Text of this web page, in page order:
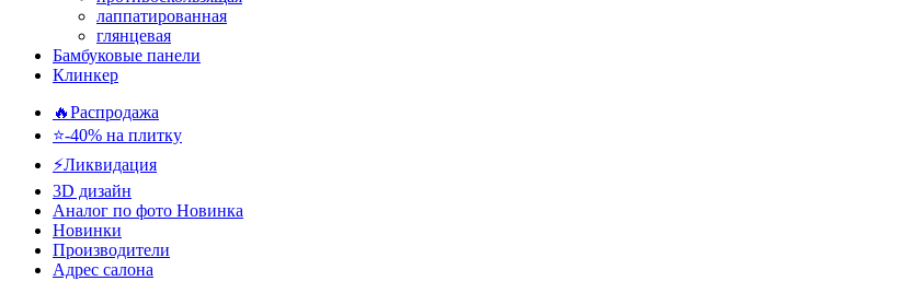
лаппатированная
глянцевая
Бамбуковые панели
Клинкер
🔥Распродажа
⭐-40% на плитку
⚡️Ликвидация
3D дизайн
Аналог по фото Новинка
Новинки
Производители
Адрес салона